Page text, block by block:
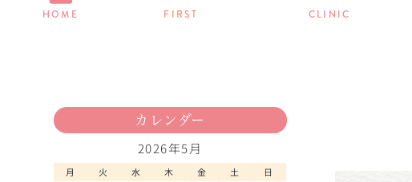
HOME FIRST CLINIC
カレンダー
2026年5月
月 火 水 木 金 土 日